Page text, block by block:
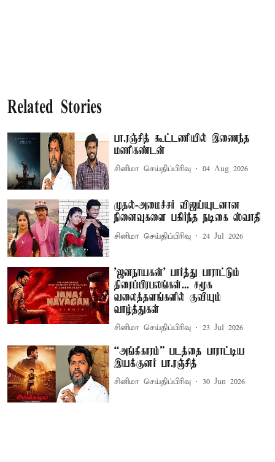
Related Stories
பா.ரஞ்சித் கூட்டணியில் இணைந்த
மணிகண்டன்
சினிமா செய்திப்பிரிவு 04 Aug 2026
முதல்-அமைச்சர் விஜய்யுடனான
நினைவுகளை பகிர்ந்த நடிகை ஸ்வாதி
சினிமா செய்திப்பிரிவு 24 Jul 2026
'ஜனநாயகன்' பார்த்து பாராட்டும்
திரைப்பிரபலங்கள்... சமூக
வலைத்தளங்களில் குவியும்
வாழ்த்துகள்
சினிமா செய்திப்பிரிவு 23 Jul 2026
“அங்கீகாரம்” படத்தை பாராட்டிய
இயக்குனர் பா.ரஞ்சித்
சினிமா செய்திப்பிரிவு 30 Jun 2026